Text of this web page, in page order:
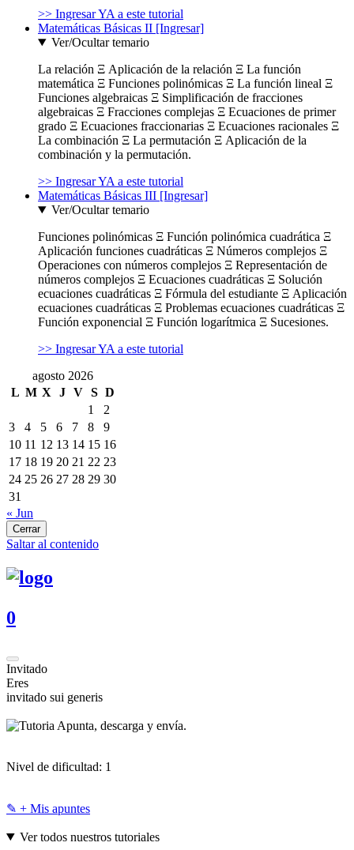
>> Ingresar YA a este tutorial
Matemáticas Básicas II [Ingresar]
Ver/Ocultar temario
La relación Ξ Aplicación de la relación Ξ La función
matemática Ξ Funciones polinómicas Ξ La función lineal Ξ
Funciones algebraicas Ξ Simplificación de fracciones
algebraicas Ξ Fracciones complejas Ξ Ecuaciones de primer
grado Ξ Ecuaciones fraccionarias Ξ Ecuaciones racionales Ξ
La combinación Ξ La permutación Ξ Aplicación de la
combinación y la permutación.
>> Ingresar YA a este tutorial
Matemáticas Básicas III [Ingresar]
Ver/Ocultar temario
Funciones polinómicas Ξ Función polinómica cuadrática Ξ
Aplicación funciones cuadráticas Ξ Números complejos Ξ
Operaciones con números complejos Ξ Representación de
números complejos Ξ Ecuaciones cuadráticas Ξ Solución
ecuaciones cuadráticas Ξ Fórmula del estudiante Ξ Aplicación
ecuaciones cuadráticas Ξ Problemas ecuaciones cuadráticas Ξ
Función exponencial Ξ Función logarítmica Ξ Sucesiones.
>> Ingresar YA a este tutorial
agosto 2026
L M X J V S D
1
2
3
4 5 6 7 8
9
10 11 12 13 14 15 16
17 18 19 20 21 22 23
24 25 26 27 28 29 30
31
« Jun
Cerrar
Saltar al contenido
0
Invitado
Eres
invitado sui generis
Apunta, descarga y envía.
Nivel de dificultad: 1
✎ + Mis apuntes
Ver todos nuestros tutoriales